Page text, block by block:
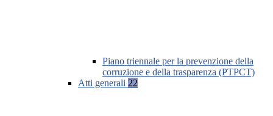
Piano triennale per la prevenzione della
corruzione e della trasparenza (PTPCT)
Atti generali 22